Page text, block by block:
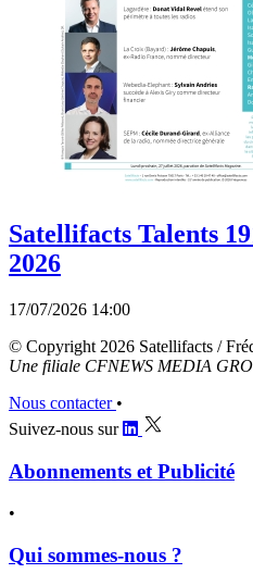
Satellifacts Talents
2026
17/07/2026 14:00
© Copyright 2026 Satellifacts /
Une filiale CFNEWS MEDIA
Nous contacter •
Suivez-nous sur
Abonnements et Publicité
•
Qui sommes-nous ?